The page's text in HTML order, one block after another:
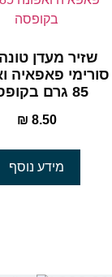
שזיר מעדן
סורימי פאפאיה
85 גרם בקופסה
₪ 8.50
מידע נוסף